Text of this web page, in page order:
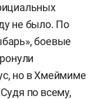
не было. По
боевые
но в Хмеймиме
по всему,